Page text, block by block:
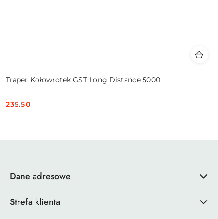
Traper Kołowrotek GST Long Distance 5000
Cena:
235.50
Dane adresowe
Strefa klienta